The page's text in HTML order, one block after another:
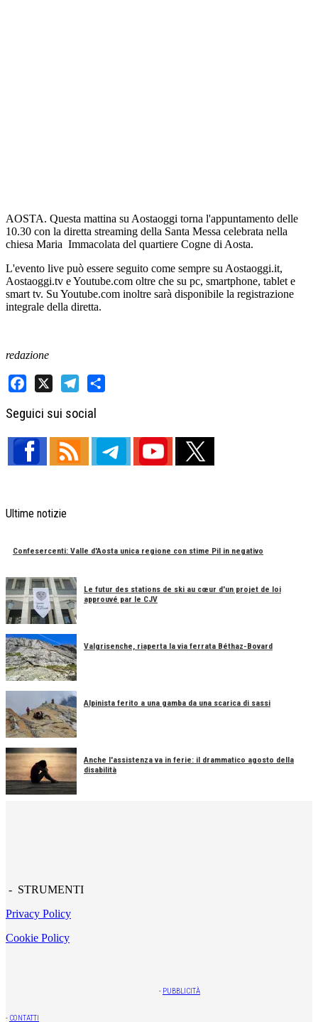
AOSTA. Questa mattina su Aostaoggi torna l'appuntamento delle
10.30 con la diretta streaming della Santa Messa celebrata nella
chiesa Maria Immacolata del quartiere Cogne di Aosta.
L'evento live può essere seguito come sempre su Aostaoggi.it,
Aostaoggi.tv e Youtube.com oltre che su pc, smartphone, tablet e
smart tv. Su Youtube.com inoltre sarà disponibile la registrazione
integrale della diretta.
redazione
Seguici sui social
Ultime notizie
Confesercenti: Valle d'Aosta unica regione con stime Pil in negativo
Le futur des stations de ski au cœur d'un projet de loi
approuvé par le CJV
Valgrisenche, riaperta la via ferrata Béthaz-Bovard
Alpinista ferito a una gamba da una scarica di sassi
Anche l'assistenza va in ferie: il drammatico agosto della
disabilità
- STRUMENTI
Privacy Policy
Cookie Policy
- PUBBLICITÀ
- CONTATTI